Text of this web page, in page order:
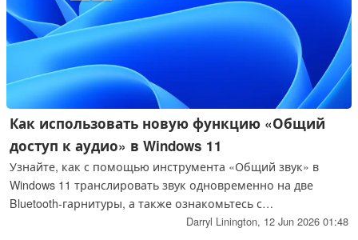
Как использовать новую функцию «Общий
доступ к аудио» в Windows 11
Узнайте, как с помощью инструмента «Общий звук» в
Windows 11 транслировать звук одновременно на две
Bluetooth-гарнитуры, а также ознакомьтесь с
требованиями к оборудованию.Darryl Linington, 12 Jun 2026 01:48